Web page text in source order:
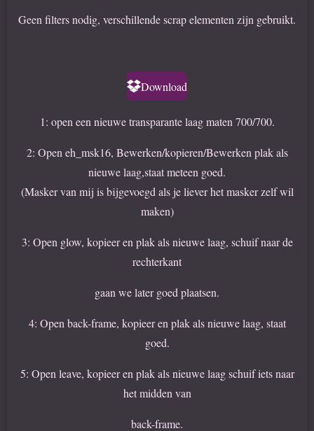
Geen filters nodig, verschillende scrap elementen zijn gebruikt.
Download
1: open een nieuwe transparante laag maten 700/700.
2: Open eh_msk16, Bewerken/kopieren/Bewerken plak als
nieuwe laag,staat meteen goed.
(Masker van mij is bijgevoegd als je liever het masker zelf wil
maken)
3: Open glow, kopieer en plak als nieuwe laag, schuif naar de
rechterkant
gaan we later goed plaatsen.
4: Open back-frame, kopieer en plak als nieuwe laag, staat
goed.
5: Open leave, kopieer en plak als nieuwe laag schuif iets naar
het midden van
back-frame.